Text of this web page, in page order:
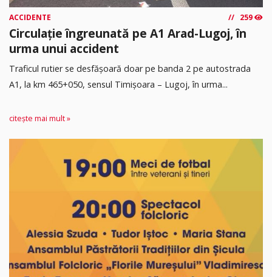
ACCIDENTE 259
Circulație îngreunată pe A1 Arad-Lugoj, în
urma unui accident
Traficul rutier se desfășoară doar pe banda 2 pe autostrada
A1, la km 465+050, sensul Timişoara – Lugoj, în urma...
citește mai mult »